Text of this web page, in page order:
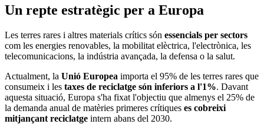
Un repte estratègic per a Europa
Les terres rares i altres materials crítics són essencials per sectors
com les energies renovables, la mobilitat elèctrica, l'electrònica, les
telecomunicacions, la indústria avançada, la defensa o la salut.
Actualment, la Unió Europea importa el 95% de les terres rares que
consumeix i les taxes de reciclatge són inferiors a l'1%. Davant
aquesta situació, Europa s'ha fixat l'objectiu que almenys el 25% de
la demanda anual de matèries primeres crítiques es cobreixi
mitjançant reciclatge intern abans del 2030.